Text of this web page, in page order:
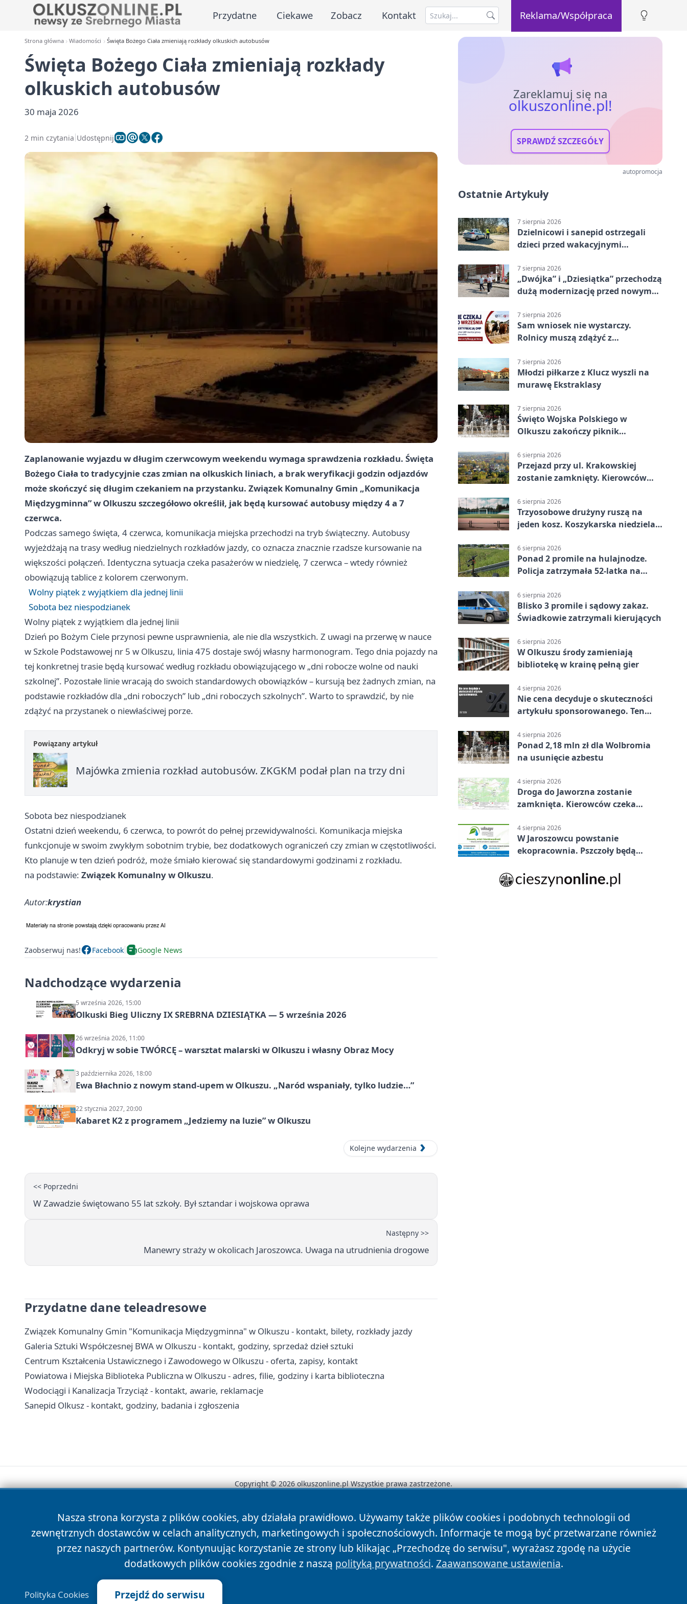
Przydatne Ciekawe Zobacz Kontakt Reklama/Współpraca
Strona główna Wiadomości Święta Bożego Ciała zmieniają rozkłady olkuskich autobusów
Święta Bożego Ciała zmieniają rozkłady
olkuskich autobusów
30 maja 2026
2 min czytania Udostępnij
Zaplanowanie wyjazdu w długim czerwcowym weekendu wymaga sprawdzenia rozkładu. Święta
Bożego Ciała to tradycyjnie czas zmian na olkuskich liniach, a brak weryfikacji godzin odjazdów
może skończyć się długim czekaniem na przystanku. Związek Komunalny Gmin „Komunikacja
Międzygminna” w Olkuszu szczegółowo określił, jak będą kursować autobusy między 4 a 7
czerwca.
Podczas samego święta, 4 czerwca, komunikacja miejska przechodzi na tryb świąteczny. Autobusy
wyjeżdżają na trasy według niedzielnych rozkładów jazdy, co oznacza znacznie rzadsze kursowanie na
większości połączeń. Identyczna sytuacja czeka pasażerów w niedzielę, 7 czerwca – wtedy również
obowiązują tablice z kolorem czerwonym.
Wolny piątek z wyjątkiem dla jednej linii
Sobota bez niespodzianek
Wolny piątek z wyjątkiem dla jednej linii
Dzień po Bożym Ciele przynosi pewne usprawnienia, ale nie dla wszystkich. Z uwagi na przerwę w nauce
w Szkole Podstawowej nr 5 w Olkuszu, linia 475 dostaje swój własny harmonogram. Tego dnia pojazdy na
tej konkretnej trasie będą kursować według rozkładu obowiązującego w „dni robocze wolne od nauki
szkolnej”. Pozostałe linie wracają do swoich standardowych obowiązków – kursują bez żadnych zmian, na
podstawie rozkładów dla „dni roboczych” lub „dni roboczych szkolnych”. Warto to sprawdzić, by nie
zdążyć na przystanek o niewłaściwej porze.
Powiązany artykuł
Majówka zmienia rozkład autobusów. ZKGKM podał plan na trzy dni
Sobota bez niespodzianek
Ostatni dzień weekendu, 6 czerwca, to powrót do pełnej przewidywalności. Komunikacja miejska
funkcjonuje w swoim zwykłym sobotnim trybie, bez dodatkowych ograniczeń czy zmian w częstotliwości.
Kto planuje w ten dzień podróż, może śmiało kierować się standardowymi godzinami z rozkładu.
na podstawie: Związek Komunalny w Olkuszu.
Autor:krystian
Zaobserwuj nas! Facebook Google News
Nadchodzące wydarzenia
5 września 2026, 15:00
Olkuski Bieg Uliczny IX SREBRNA DZIESIĄTKA — 5 września 2026
26 września 2026, 11:00
Odkryj w sobie TWÓRCĘ – warsztat malarski w Olkuszu i własny Obraz Mocy
3 października 2026, 18:00
Ewa Błachnio z nowym stand-upem w Olkuszu. „Naród wspaniały, tylko ludzie…”
22 stycznia 2027, 20:00
Kabaret K2 z programem „Jedziemy na luzie” w Olkuszu
Kolejne wydarzenia
<< Poprzedni
W Zawadzie świętowano 55 lat szkoły. Był sztandar i wojskowa oprawa
Następny >>
Manewry straży w okolicach Jaroszowca. Uwaga na utrudnienia drogowe
Przydatne dane teleadresowe
Związek Komunalny Gmin "Komunikacja Międzygminna" w Olkuszu - kontakt, bilety, rozkłady jazdy
Galeria Sztuki Współczesnej BWA w Olkuszu - kontakt, godziny, sprzedaż dzieł sztuki
Centrum Kształcenia Ustawicznego i Zawodowego w Olkuszu - oferta, zapisy, kontakt
Powiatowa i Miejska Biblioteka Publiczna w Olkuszu - adres, filie, godziny i karta biblioteczna
Wodociągi i Kanalizacja Trzyciąż - kontakt, awarie, reklamacje
Sanepid Olkusz - kontakt, godziny, badania i zgłoszenia
Zareklamuj się na
olkuszonline.pl!
SPRAWDŹ SZCZEGÓŁY
autopromocja
Ostatnie Artykuły
7 sierpnia 2026
Dzielnicowi i sanepid ostrzegali
dzieci przed wakacyjnymi
7 sierpnia 2026
„Dwójka” i „Dziesiątka” przechodzą
dużą modernizację przed nowym
7 sierpnia 2026
Sam wniosek nie wystarczy.
Rolnicy muszą zdążyć z
7 sierpnia 2026
Młodzi piłkarze z Klucz wyszli na
murawę Ekstraklasy
7 sierpnia 2026
Święto Wojska Polskiego w
Olkuszu zakończy piknik
6 sierpnia 2026
Przejazd przy ul. Krakowskiej
zostanie zamknięty. Kierowców
6 sierpnia 2026
Trzyosobowe drużyny ruszą na
jeden kosz. Koszykarska niedziela
6 sierpnia 2026
Ponad 2 promile na hulajnodze.
Policja zatrzymała 52-latka na
6 sierpnia 2026
Blisko 3 promile i sądowy zakaz.
Świadkowie zatrzymali kierujących
6 sierpnia 2026
W Olkuszu środy zamieniają
bibliotekę w krainę pełną gier
4 sierpnia 2026
Nie cena decyduje o skuteczności
artykułu sponsorowanego. Ten
4 sierpnia 2026
Ponad 2,18 mln zł dla Wolbromia
na usunięcie azbestu
4 sierpnia 2026
Droga do Jaworzna zostanie
zamknięta. Kierowców czeka
4 sierpnia 2026
W Jaroszowcu powstanie
ekopracownia. Pszczoły będą
Nasza strona korzysta z plików cookies, aby działała prawidłowo. Używamy także plików cookies i podobnych technologii od
zewnętrznych dostawców w celach analitycznych, marketingowych i społecznościowych. Informacje te mogą być przetwarzane również
przez naszych partnerów. Kontynuując korzystanie ze strony lub klikając „Przechodzę do serwisu", wyrażasz zgodę na użycie
dodatkowych plików cookies zgodnie z naszą polityką prywatności. Zaawansowane ustawienia.
Polityka Cookies Przejdź do serwisu
Copyright © 2026 olkuszonline.pl Wszystkie prawa zastrzeżone.
News Autorzy Polityka Prywatności Polityka Cookies